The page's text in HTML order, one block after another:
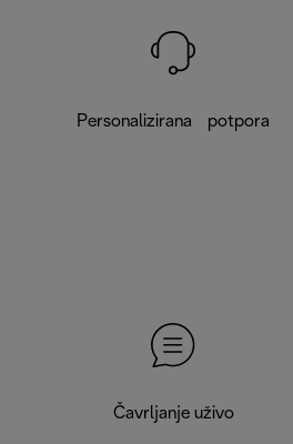
Personalizirana potpora
Čavrljanje uživo